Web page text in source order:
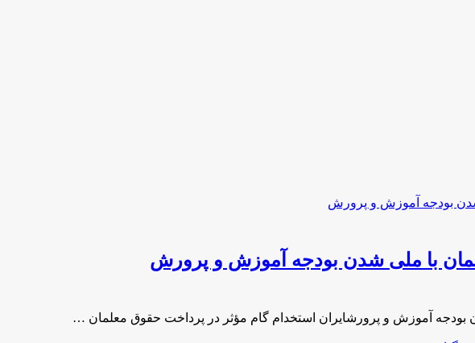
با ملی شدن بودجه آموزش و پرورش
بودجه آموزش و پرورشایران استخدام گام مؤثر در پرداخت حقوق معلمان …